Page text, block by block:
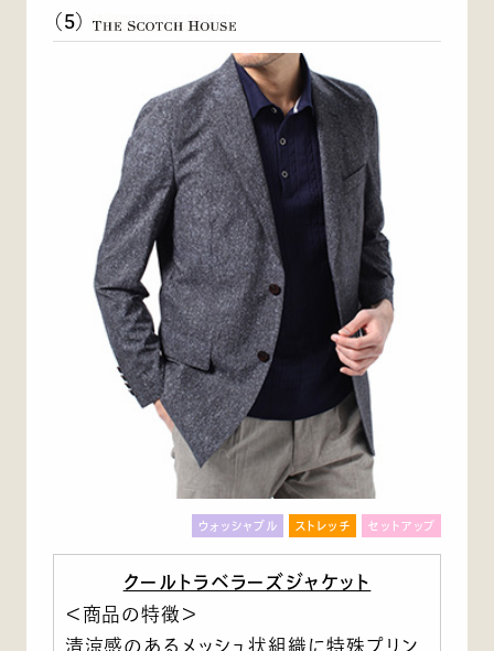
（5）
ウォッシャブル ストレッチ セットアップ
クールトラベラーズジャケット
＜商品の特徴＞
清涼感のあるメッシュ状組織に特殊プリン